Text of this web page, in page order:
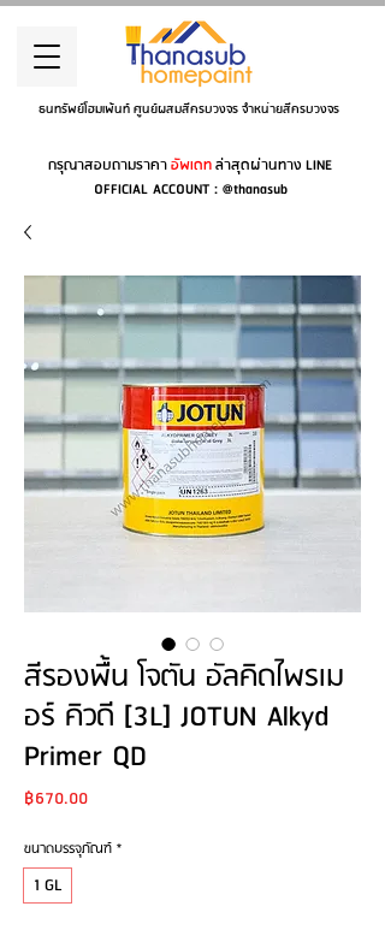
ธนทรัพย์โฮมเพ้นท์ ศูนย์ผสมสีครบวงจร จำหน่ายสีครบวงจร
กรุณาสอบถามราคาอัพเดทล่าสุดผ่านทาง LINE
OFFICIAL ACCOUNT : @thanasub
สีรองพื้น โจตัน อัลคิดไพรเม
อร์ คิวดี [3L] JOTUN Alkyd
Primer QD
฿670.00Price
ขนาดบรรจุภัณฑ์ *
1 GL